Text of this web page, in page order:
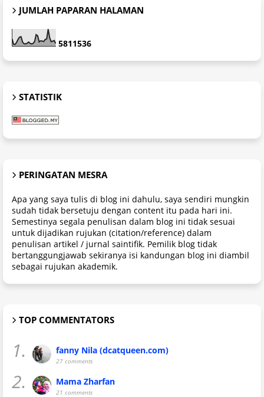
JUMLAH PAPARAN HALAMAN
5811536
STATISTIK
PERINGATAN MESRA
Apa yang saya tulis di blog ini dahulu, saya sendiri mungkin
sudah tidak bersetuju dengan content itu pada hari ini.
Semestinya segala penulisan dalam blog ini tidak sesuai
untuk dijadikan rujukan (citation/reference) dalam
penulisan artikel / jurnal saintifik. Pemilik blog tidak
bertanggungjawab sekiranya isi kandungan blog ini diambil
sebagai rujukan akademik.
TOP COMMENTATORS
1. fanny Nila (dcatqueen.com)
27 comments
2. Mama Zharfan
21 comments